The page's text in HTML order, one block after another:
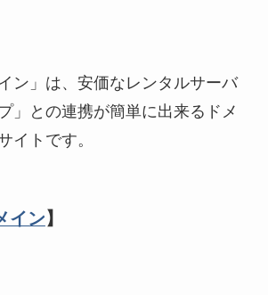
ン」は、安価なレンタルサーバ
」との連携が簡単に出来るドメ
イトです。
イン】